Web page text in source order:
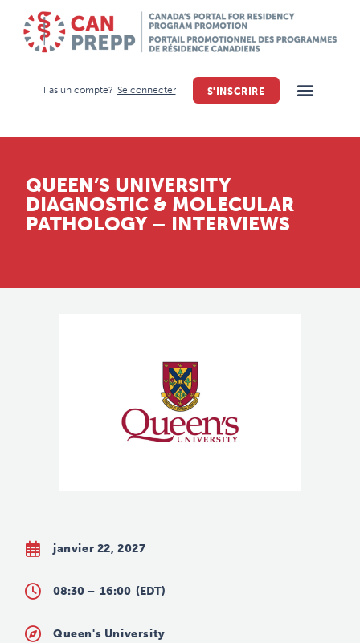
T'as un compte? Se connecter S'INSCRIRE
QUEEN’S UNIVERSITY
DIAGNOSTIC & MOLECULAR
PATHOLOGY – INTERVIEWS
janvier 22, 2027
08:30 – 16:00 (EDT)
Queen's University